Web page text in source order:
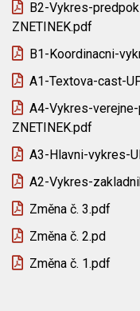
B2-Vykres-
ZNETINEK.pdf
B1-Koordinacni-
A1-Textova-cast-
A4-Vykres-
ZNETINEK.pdf
A3-Hlavni-vykres-
A2-Vykres-
Změna č. 3.pdf
Změna č. 2.pd
Změna č. 1.pdf